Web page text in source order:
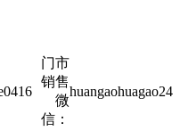
门市
销售
微
信：
huangaohuagao24